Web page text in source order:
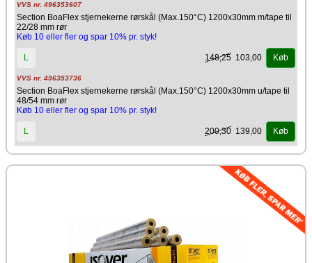
Producent
Isover
VVS nr. 496353607
Section BoaFlex stjernekerne rørskål (Max.150°C) 1200x30mm m/tape til
22/28 mm rør
Køb 10 eller fler og spar 10% pr. styk!
L 148,25 103,00 Køb
VVS nr. 496353736
Section BoaFlex stjernekerne rørskål (Max.150°C) 1200x30mm u/tape til
48/54 mm rør
Køb 10 eller fler og spar 10% pr. styk!
L 200,30 139,00 Køb